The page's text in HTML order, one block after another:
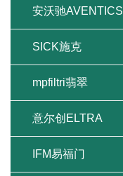
安沃驰AVENTICS
SICK施克
mpfiltri翡翠
意尔创ELTRA
IFM易福门